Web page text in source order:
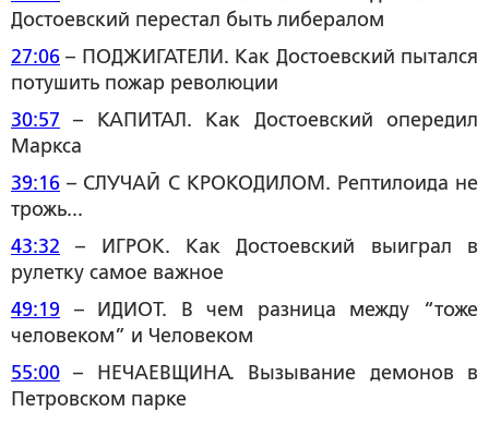
Достоевский перестал быть либералом
27:06 – ПОДЖИГАТЕЛИ. Как Достоевский пытался
потушить пожар революции
30:57 – КАПИТАЛ. Как Достоевский опередил
Маркса
39:16 – СЛУЧАЙ С КРОКОДИЛОМ. Рептилоида не
трожь...
43:32 – ИГРОК. Как Достоевский выиграл в
рулетку самое важное
49:19 – ИДИОТ. В чем разница между “тоже
человеком” и Человеком
55:00 – НЕЧАЕВЩИНА. Вызывание демонов в
Петровском парке